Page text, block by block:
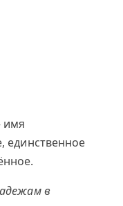
имя
единственное
в